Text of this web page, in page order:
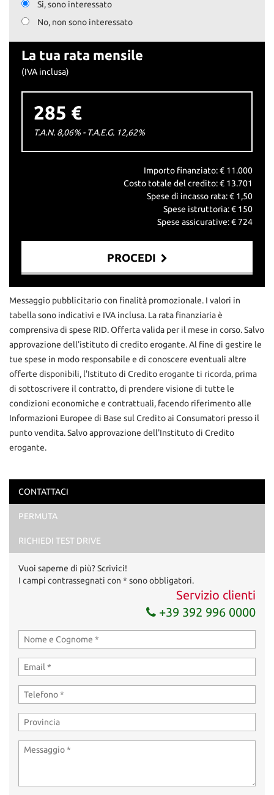
Si, sono interessato
No, non sono interessato
La tua rata mensile
(IVA inclusa)
285 €
T.A.N. 8,06% - T.A.E.G. 12,62%
Importo finanziato: € 11.000
Costo totale del credito: € 13.701
Spese di incasso rata: € 1,50
Spese istruttoria: € 150
Spese assicurative: €724
PROCEDI
Contattaci
Ho letto e accettol'informativa privacy*
Acconsento al trattamento dei miei dati per finalità di
Invia la tua richiesta
Messaggio pubblicitario con finalità promozionale. I valori in
tabella sono indicativi e IVA inclusa. La rata finanziaria è
comprensiva di spese RID. Offerta valida per il mese in corso. Salvo
approvazione dell'istituto di credito erogante. Al fine di gestire le
tue spese in modo responsabile e di conoscere eventuali altre
offerte disponibili, l'Istituto di Credito erogante ti ricorda, prima
di sottoscrivere il contratto, di prendere visione di tutte le
condizioni economiche e contrattuali, facendo riferimento alle
Informazioni Europee di Base sul Credito ai Consumatori presso il
punto vendita. Salvo approvazione dell'Instituto di Credito
erogante.
CONTATTACI
PERMUTA
RICHIEDI TEST DRIVE
Vuoi saperne di più? Scrivici!
I campi contrassegnati con * sono obbligatori.
Servizio clienti
+39 392 996 0000